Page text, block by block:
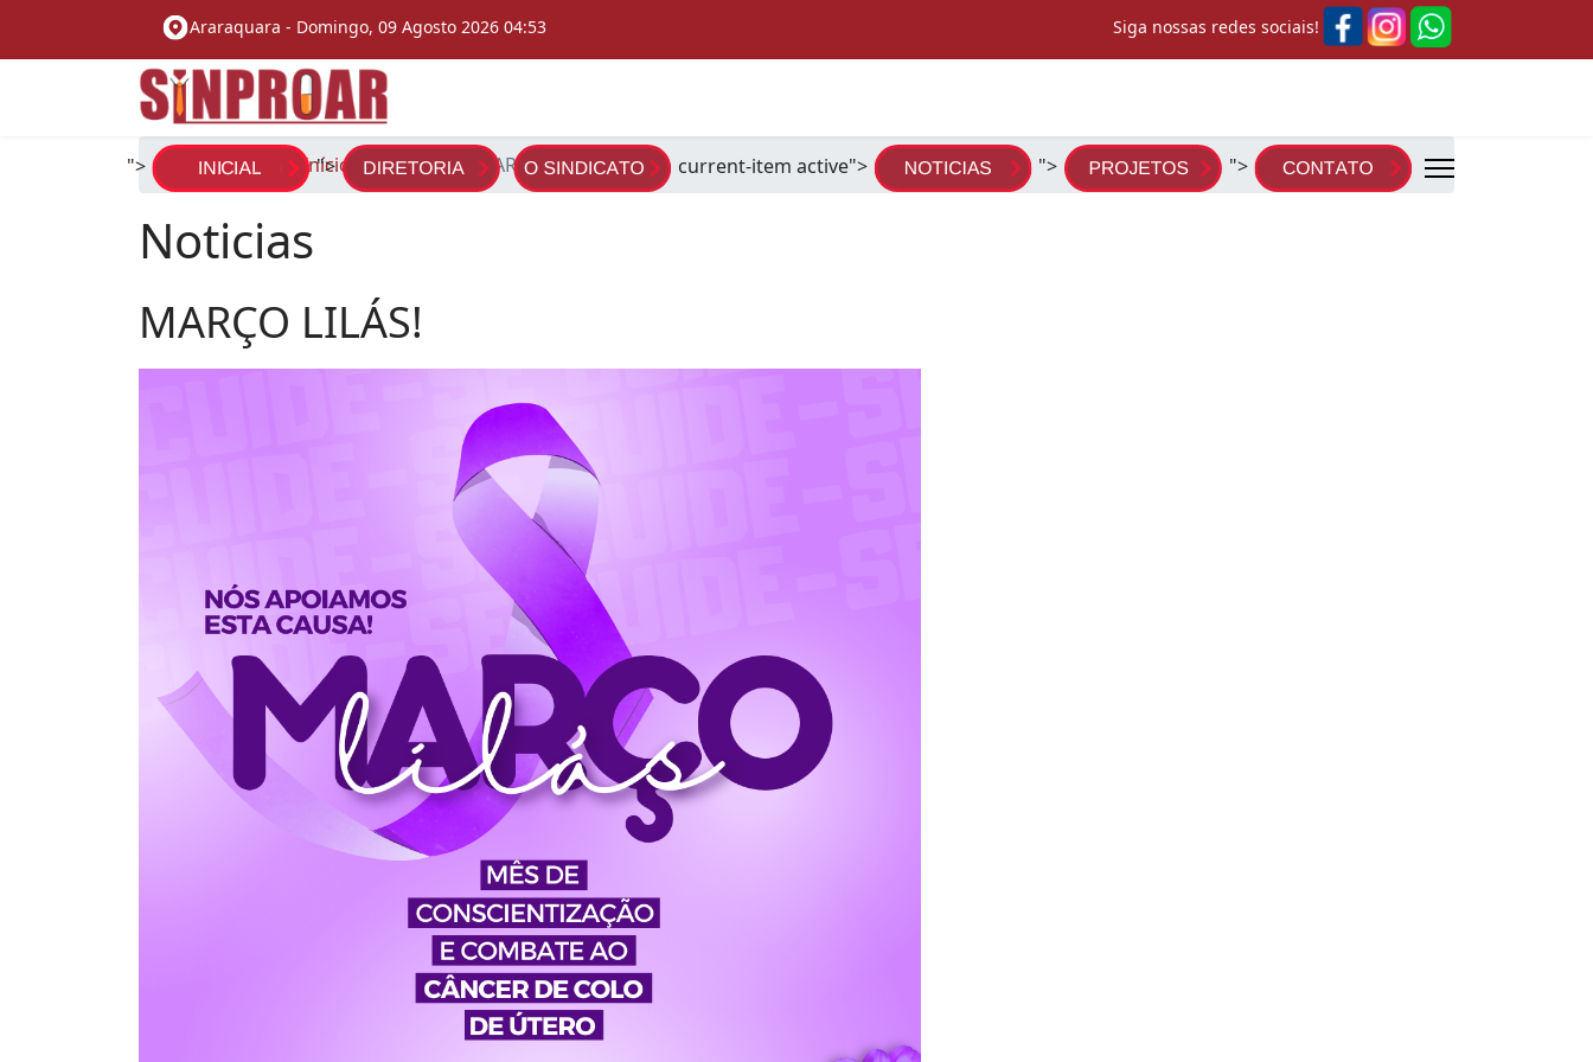
Araraquara - Domingo, 09 Agosto 2026 04:53 Siga nossas redes sociais!
"> "> current-item active"> "> ">
Você está aqui:Início Noticias MARÇO LILÁS!
Noticias
MARÇO LILÁS!